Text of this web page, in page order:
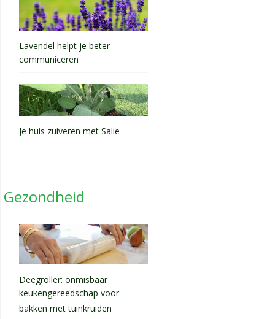
Lavendel helpt je beter
communiceren
Je huis zuiveren met Salie
Gezondheid
Deegroller: onmisbaar
keukengereedschap voor
bakken met tuinkruiden